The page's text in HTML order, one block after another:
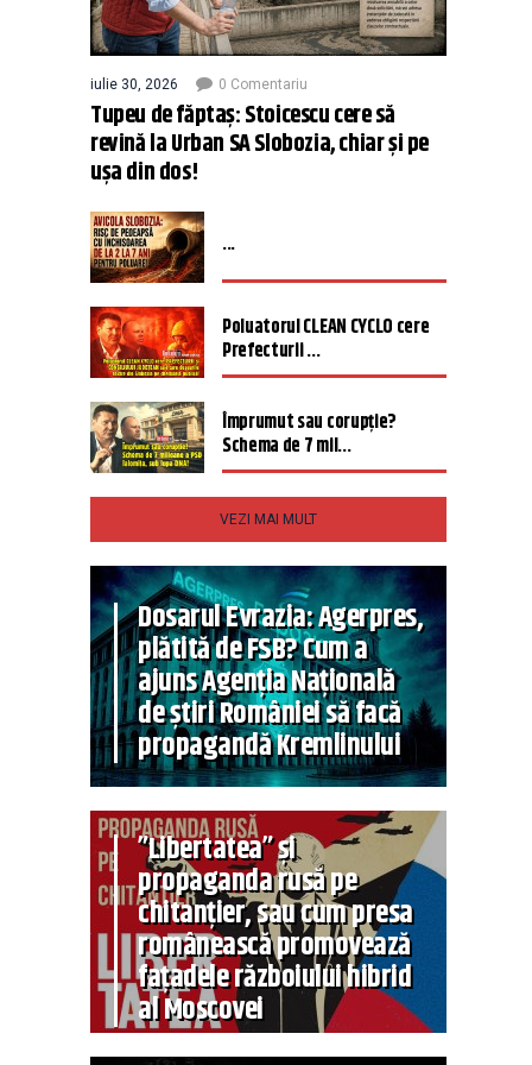
iulie 30, 2026 0 Comentariu
Tupeu de făptaș: Stoicescu cere să
revină la Urban SA Slobozia, chiar și pe
ușa din dos!
...
Poluatorul CLEAN CYCLO cere
Prefecturii ...
Împrumut sau corupție?
Schema de 7 mil...
VEZI MAI MULT
Dosarul Evrazia: Agerpres,
plătită de FSB? Cum a
ajuns Agenția Națională
de știri României să facă
propagandă Kremlinului
”Libertatea” și
propaganda rusă pe
chitanțier, sau cum presa
românească promovează
fațadele războiului hibrid
al Moscovei